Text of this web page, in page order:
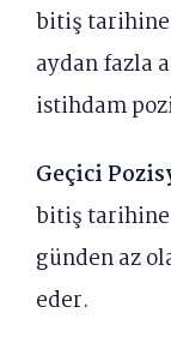
bitiş tarihine
aydan fazla
istihdam
Geçici
bitiş tarihine
günden az
eder.